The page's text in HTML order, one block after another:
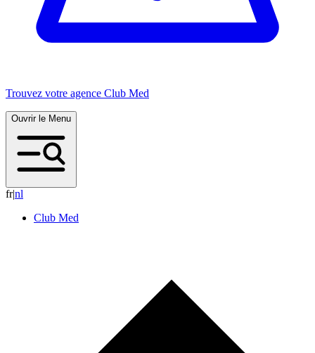
Trouvez votre agence Club Med
Ouvrir le Menu
fr|nl
Club Med